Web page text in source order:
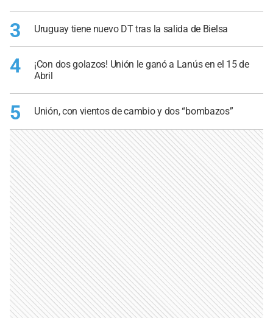
3 Uruguay tiene nuevo DT tras la salida de Bielsa
4
¡Con dos golazos! Unión le ganó a Lanús en el 15 de
Abril
5 Unión, con vientos de cambio y dos “bombazos”